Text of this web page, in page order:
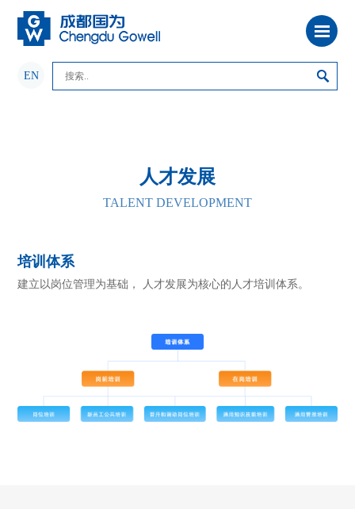
EN
人才发展
TALENT DEVELOPMENT
培训体系
建立以岗位管理为基础， 人才发展为核心的人才培训体系。